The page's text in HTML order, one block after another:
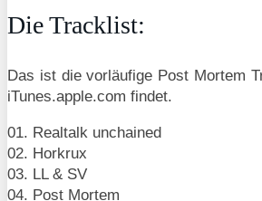
Die Tracklist:
Das ist die vorläufige Post Mortem
iTunes.apple.com findet.
01. Realtalk unchained
02. Horkrux
03. LL & SV
04. Post Mortem